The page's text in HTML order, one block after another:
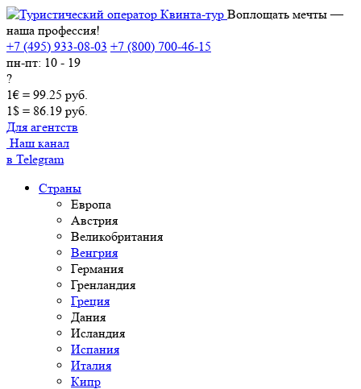
Воплощать мечты —
наша профессия!
+7 (495) 933-08-03 +7 (800) 700-46-15
пн-пт: 10 - 19
?
1€ = 99.25 руб.
1$ = 86.19 руб.
Для агентств
Наш канал
в Telegram
Страны
Европа
Австрия
Великобритания
Венгрия
Германия
Гренландия
Греция
Дания
Исландия
Испания
Италия
Кипр